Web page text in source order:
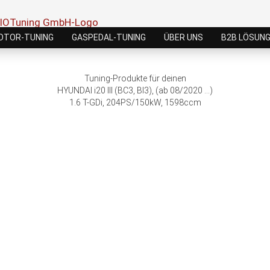
TUNING GASPEDAL-TUNING ÜBER UNS B2B
Tuning-Produkte für deinen
HYUNDAI i20 III (BC3, BI3), (ab 08/2020 ...)
1.6 T-GDi, 204PS/150kW, 1598ccm